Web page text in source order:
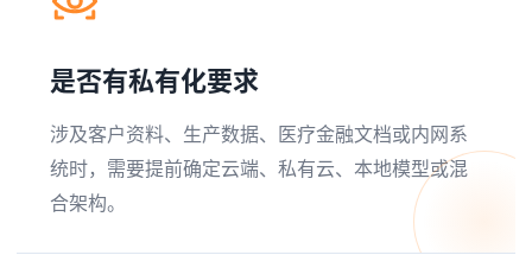
是否有私有化要求
涉及客户资料、生产数据、医疗金融文档或内网系
统时，需要提前确定云端、私有云、本地模型或混
合架构。